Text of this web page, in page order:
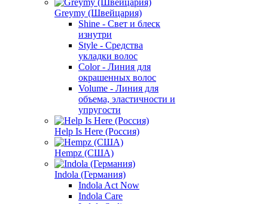
Greymy (Швейцария)
Shine - Свет и блеск
изнутри
Style - Средства
укладки волос
Color - Линия для
окрашенных волос
Volume - Линия для
объема, эластичности и
упругости
Help Is Here (Россия)
Hempz (США)
Indola (Германия)
Indola Act Now
Indola Care